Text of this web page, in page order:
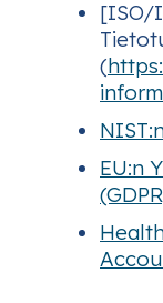
[ISO/
(
EU:n